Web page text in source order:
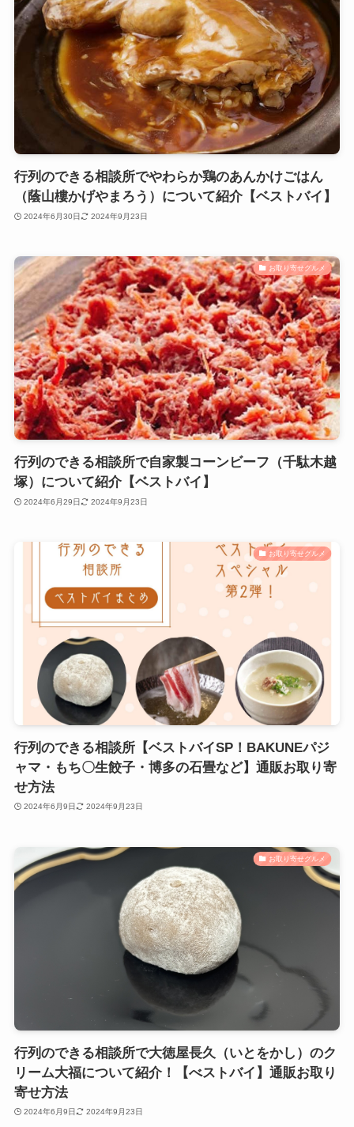
行列のできる相談所でやわらか鶏のあんかけごはん
（蔭山樓かげやまろう）について紹介【ベストバイ】
2024年6月30日 2024年9月23日
お取り寄せグルメ
行列のできる相談所で自家製コーンビーフ（千駄木越
塚）について紹介【ベストバイ】
2024年6月29日 2024年9月23日
お取り寄せグルメ
行列のできる相談所【ベストバイSP！BAKUNEパジ
ャマ・もち〇生餃子・博多の石畳など】通販お取り寄
せ方法
2024年6月9日 2024年9月23日
お取り寄せグルメ
行列のできる相談所で大徳屋長久（いとをかし）のク
リーム大福について紹介！【べストバイ】通販お取り
寄せ方法
2024年6月9日 2024年9月23日